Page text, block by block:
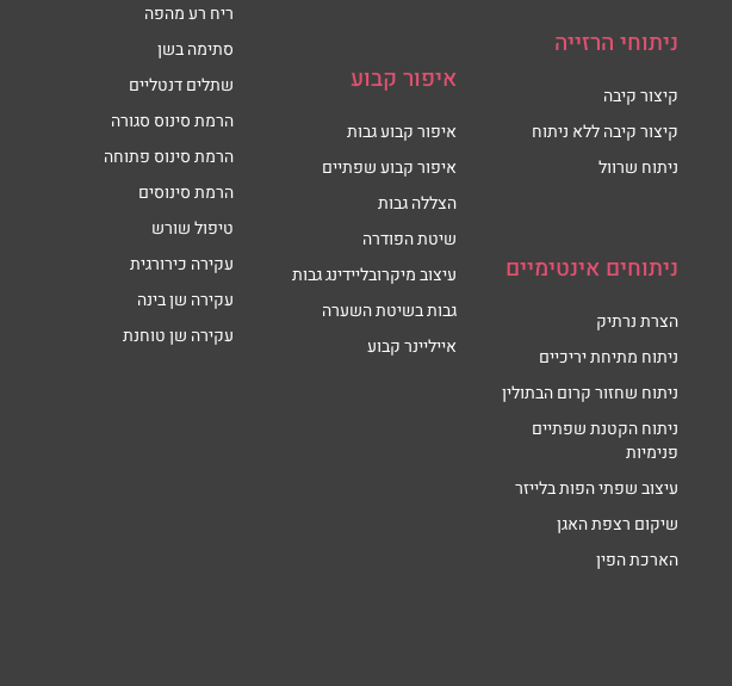
ניתוחי הרזייה
קיצור קיבה
קיצור קיבה ללא ניתוח
ניתוח שרוול
ניתוחים אינטימיים
הצרת נרתיק
ניתוח מתיחת יריכיים
ניתוח שחזור קרום הבתולין
ניתוח הקטנת שפתיים
פנימיות
עיצוב שפתי הפות בלייזר
שיקום רצפת האגן
הארכת הפין
איפור קבוע
איפור קבוע גבות
איפור קבוע שפתיים
הצללה גבות
שיטת הפודרה
עיצוב מיקרובליידינג גבות
גבות בשיטת השערה
אייליינר קבוע
ריח רע מהפה
סתימה בשן
שתלים דנטליים
הרמת סינוס סגורה
הרמת סינוס פתוחה
הרמת סינוסים
טיפול שורש
עקירה כירורגית
עקירה שן בינה
עקירה שן טוחנת